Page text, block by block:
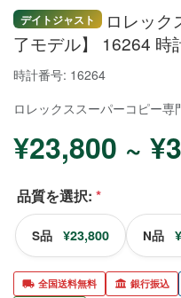
デイトジャスト
ロレック
了モデル】 16264 時
時計番号: 16264
ロレックススーパーコピー専
¥23,800 ~
品質を選択: *
S品 ¥23,800 N品
全国送料無料 銀行振込